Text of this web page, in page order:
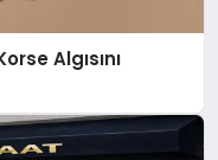
Algısını